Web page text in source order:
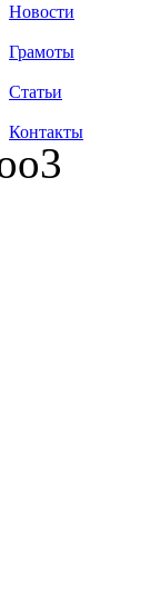
Новости
Грамоты
Статьи
Контакты